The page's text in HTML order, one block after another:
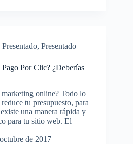
Presentado, Presentado
Por Clic? ¿Deberías
online? Todo lo
tu presupuesto, para
una manera rápida y
para tu sitio web. El
de 2017